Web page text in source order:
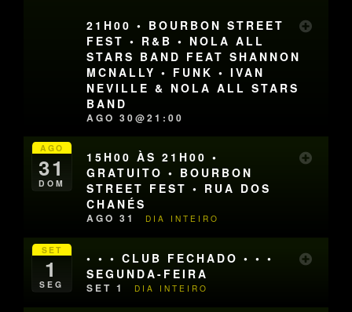
21H00 • BOURBON STREET
FEST • R&B • NOLA ALL
STARS BAND FEAT SHANNON
MCNALLY • FUNK • IVAN
NEVILLE & NOLA ALL STARS
BAND
AGO 30@21:00
AGO
31
DOM
15H00 ÀS 21H00 •
GRATUITO • BOURBON
STREET FEST • RUA DOS
CHANÉS
AGO 31 DIA INTEIRO
SET
1
SEG
• • • CLUB FECHADO • • •
SEGUNDA-FEIRA
SET 1 DIA INTEIRO